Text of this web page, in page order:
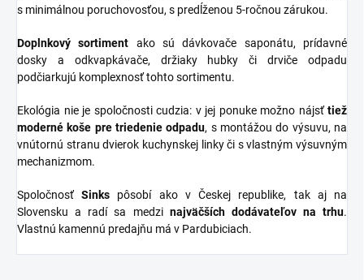
s minimálnou poruchovosťou, s predĺženou 5-ročnou zárukou.
Doplnkový sortiment ako sú dávkovače saponátu, prídavné
dosky a odkvapkávače, držiaky hubky či drviče odpadu
podčiarkujú komplexnosť tohto sortimentu.
Ekológia nie je spoločnosti cudzia: v jej ponuke možno nájsťtiež
moderné koše pre triedenie odpadu, s montážou do výsuvu, na
vnútornú stranu dvierok kuchynskej linky či s vlastným výsuvným
mechanizmom.
SpoločnosťSinks pôsobí ako v Českej republike, tak aj na
Slovensku a radí sa medzi najväčších dodávateľov na trhu.
Vlastnú kamennú predajňu má v Pardubiciach.